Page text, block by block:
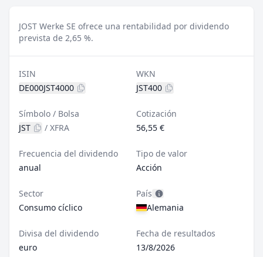
JOST Werke SE ofrece una rentabilidad por dividendo
prevista de 2,65 %.
ISIN
DE000JST4000
WKN
JST400
Símbolo / Bolsa
JST
/ XFRA
Cotización
56,55 €
Frecuencia del dividendo
anual
Tipo de valor
Acción
Sector
Consumo cíclico
País
Alemania
Divisa del dividendo
euro
Fecha de resultados
13/8/2026